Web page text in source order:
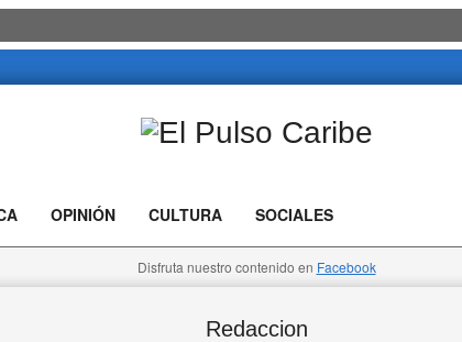
Caribe
OPINIÓN CULTURA SOCIALES
Disfruta nuestro contenido en Facebook
Redaccion